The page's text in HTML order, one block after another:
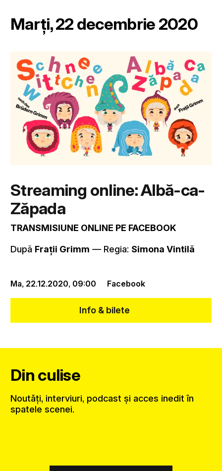
Marți, 22 decembrie 2020
Ma, 22.12.2020, 09:00 Facebook
Streaming online: Albă-ca-
Zăpada
TRANSMISIUNE ONLINE PE FACEBOOK
După Frații Grimm –– Regia: Simona Vintilă
Info & bilete
Din culise
Noutăți, interviuri, podcast și acces inedit în
spatele scenei.